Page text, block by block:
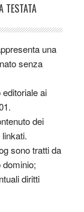
TESTATA
una
senza
ai
dei
sono tratti da
diritti